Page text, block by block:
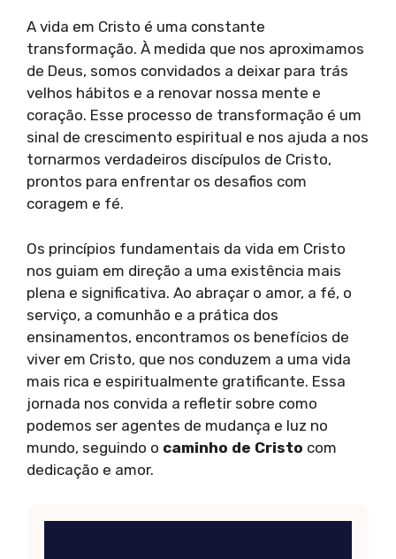
A vida em Cristo é uma constante
transformação. À medida que nos aproximamos
de Deus, somos convidados a deixar para trás
velhos hábitos e a renovar nossa mente e
coração. Esse processo de transformação é um
sinal de crescimento espiritual e nos ajuda a nos
tornarmos verdadeiros discípulos de Cristo,
prontos para enfrentar os desafios com
coragem e fé.
Os princípios fundamentais da vida em Cristo
nos guiam em direção a uma existência mais
plena e significativa. Ao abraçar o amor, a fé, o
serviço, a comunhão e a prática dos
ensinamentos, encontramos os benefícios de
viver em Cristo, que nos conduzem a uma vida
mais rica e espiritualmente gratificante. Essa
jornada nos convida a refletir sobre como
podemos ser agentes de mudança e luz no
mundo, seguindo o caminho de Cristo com
dedicação e amor.